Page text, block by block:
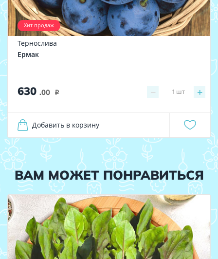
Хит продаж
Тернослива
Ермак
630 .00 i − +
1 шт
Добавить в корзину
ВАМ МОЖЕТ ПОНРАВИТЬСЯ